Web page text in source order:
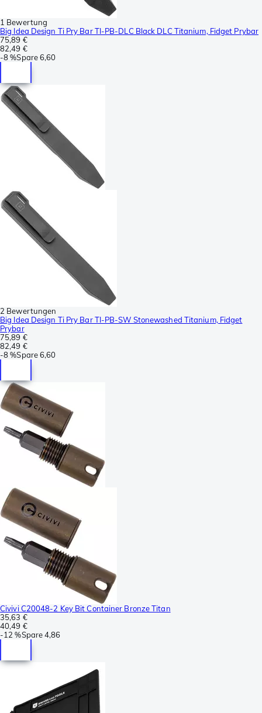
1 Bewertung
Big Idea Design Ti Pry Bar TI-PB-DLC Black DLC Titanium, Fidget Prybar
75,89 €
82,49 €
-8 %Spare6,60
2 Bewertungen
Big Idea Design Ti Pry Bar TI-PB-SW Stonewashed Titanium, Fidget
Prybar
75,89 €
82,49 €
-8 %Spare6,60
Civivi C20048-2 Key Bit Container Bronze Titan
35,63 €
40,49 €
-12 %Spare4,86